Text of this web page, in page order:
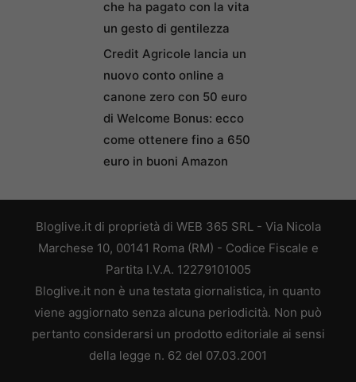
che ha pagato con la vita
un gesto di gentilezza
Credit Agricole lancia un
nuovo conto online a
canone zero con 50 euro
di Welcome Bonus: ecco
come ottenere fino a 650
euro in buoni Amazon
Bloglive.it di proprietà di WEB 365 SRL - Via Nicola
Marchese 10, 00141 Roma (RM) - Codice Fiscale e
Partita I.V.A. 12279101005
Bloglive.it non è una testata giornalistica, in quanto
viene aggiornato senza alcuna periodicità. Non può
pertanto considerarsi un prodotto editoriale ai sensi
della legge n. 62 del 07.03.2001